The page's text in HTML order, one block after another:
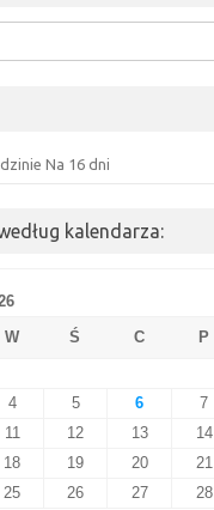
Na 16 dni
kalendarza:
W Ś C P
4 5 6 7
11 12 13 14
18 19 20 21
25 26 27 28